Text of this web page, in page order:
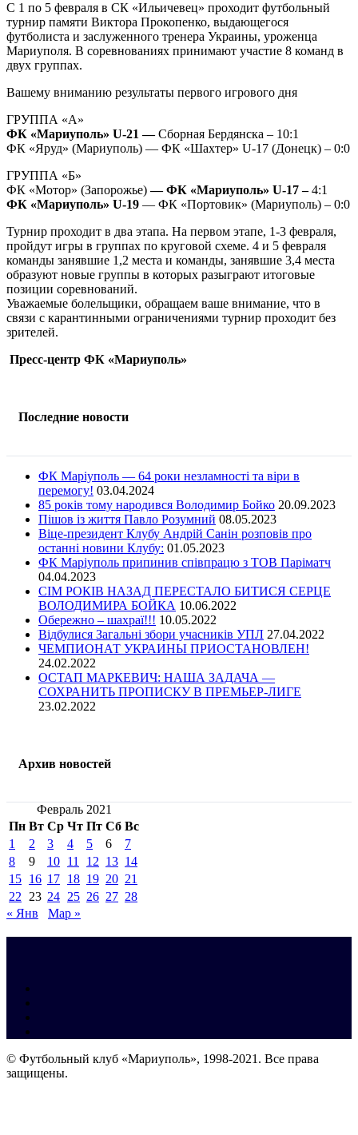
С 1 по 5 февраля в СК «Ильичевец» проходит футбольный
турнир памяти Виктора Прокопенко, выдающегося
футболиста и заслуженного тренера Украины, уроженца
Мариуполя. В соревнованиях принимают участие 8 команд в
двух группах.
Вашему вниманию результаты первого игрового дня
ГРУППА «А»
ФК «Мариуполь» U-21 —Сборная Бердянска – 10:1
ФК «Яруд» (Мариуполь) — ФК «Шахтер» U-17 (Донецк) – 0:0
ГРУППА «Б»
ФК «Мотор» (Запорожье)— ФК «Мариуполь» U-17 –4:1
ФК «Мариуполь» U-19 — ФК «Портовик» (Мариуполь) – 0:0
Турнир проходит в два этапа. На первом этапе, 1-3 февраля,
пройдут игры в группах по круговой схеме. 4 и 5 февраля
команды занявшие 1,2 места и команды, занявшие 3,4 места
образуют новые группы в которых разыграют итоговые
позиции соревнований.
Уважаемые болельщики, обращаем ваше внимание, что в
связи с карантинными ограничениями турнир проходит без
зрителей.
Пресс-центр ФК «Мариуполь»
Последние новости
ФК Маріуполь — 64 роки незламності та віри в
перемогу! 03.04.2024
85 років тому народився Володимир Бойко 20.09.2023
Пішов із життя Павло Розумний 08.05.2023
Віце-президент Клубу Андрій Санін розповів про
останні новини Клубу: 01.05.2023
ФК Маріуполь припинив співпрацю з ТОВ Паріматч
04.04.2023
СІМ РОКІВ НАЗАД ПЕРЕСТАЛО БИТИСЯ СЕРЦЕ
ВОЛОДИМИРА БОЙКА 10.06.2022
Обережно – шахраї!!! 10.05.2022
Відбулися Загальні збори учасників УПЛ 27.04.2022
ЧЕМПИОНАТ УКРАИНЫ ПРИОСТАНОВЛЕН!
24.02.2022
ОСТАП МАРКЕВИЧ: НАША ЗАДАЧА —
СОХРАНИТЬ ПРОПИСКУ В ПРЕМЬЕР-ЛИГЕ
23.02.2022
Архив новостей
Февраль 2021
Пн Вт Ср Чт Пт Сб Вс
1
2 3 4 5 6
7
8
9 10 11 12 13 14
15 16 17 18 19 20 21
22
23 24 25 26 27 28
« Янв
Мар »
© Футбольный клуб «Мариуполь», 1998-2021. Все права
защищены.